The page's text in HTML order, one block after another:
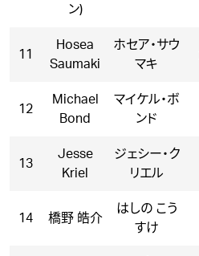
ン)
11
Hosea
Saumaki
ホセア・サウ
マキ
12
Michael
Bond
マイケル・ボ
ンド
13
Jesse
Kriel
ジェシー・ク
リエル
14 橋野 皓介
はしの こう
すけ